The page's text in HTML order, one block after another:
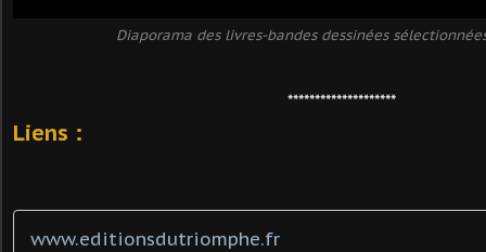
Diaporama des livres-bandes dessinées
********************
Liens :
www.editionsdutriomphe.fr